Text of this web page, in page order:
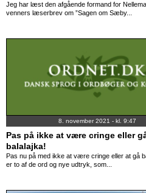
Jeg har læst den afgående formand for
venners læserbrev om ”Sagen om Sæby...
8. november 2021 - kl. 9:47
Pas på ikke at være cringe eller
balalajka!
Pas nu på med ikke at være cringe eller at gå
er to af de ord og nye udtryk, som...